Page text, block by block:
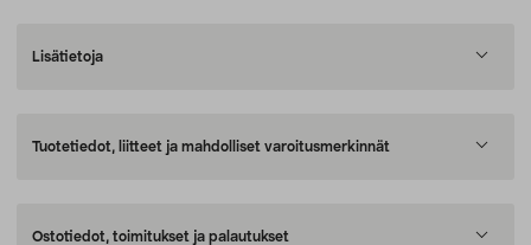
Lisätietoja
Tuotetiedot, liitteet ja mahdolliset varoitusmerkinnät
Ostotiedot, toimitukset ja palautukset